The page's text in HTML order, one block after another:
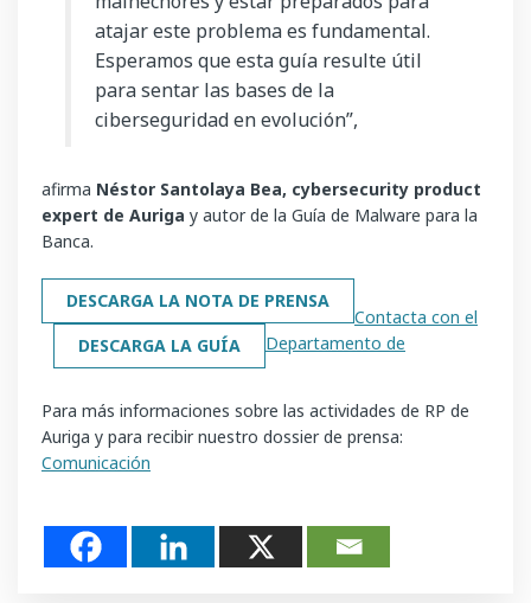
atajar este problema es fundamental.
Esperamos que esta guía resulte útil
para sentar las bases de la
ciberseguridad en evolución”,
afirma Néstor Santolaya Bea, cybersecurity product
expert de Auriga y autor de la Guía de Malware para la
Banca.
DESCARGA LA NOTA DE PRENSA
DESCARGA LA GUÍA
Para más informaciones sobre las actividades de RP de
Auriga y para recibir nuestro dossier de prensa:
Contacta con el
Departamento de
Comunicación